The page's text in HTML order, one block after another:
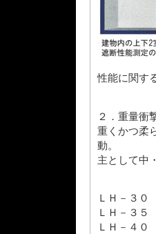
性能に関す
２．重量衝
重くかつ柔
動。
主として中
ＬＨ－３
ＬＨ－３
ＬＨ－４